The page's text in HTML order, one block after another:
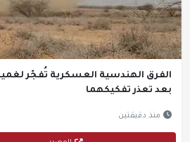
الفرق الهندسية العسكرية تُفجّر
بعد تعذر تفكيكهما
منذ دقيقتين